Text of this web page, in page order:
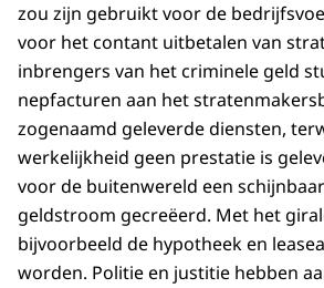
zou zijn gebruikt voor de
voor het contant uitbetalen van
inbrengers van het criminele geld
nepfacturen aan het
zogenaamd geleverde diensten,
werkelijkheid geen prestatie is
voor de buitenwereld een
geldstroom gecreëerd. Met het
bijvoorbeeld de hypotheek en
worden. Politie en justitie hebben